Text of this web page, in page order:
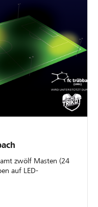
zwölf Masten (24
auf LED-